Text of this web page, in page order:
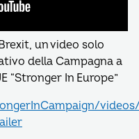
un video solo
della Campagna a
“Stronger In Europe”
videos/